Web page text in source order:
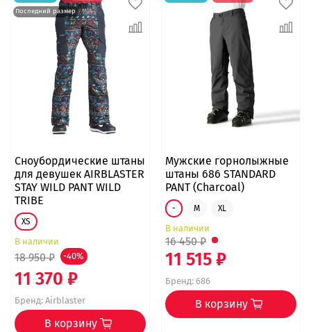
Последний размер
Сноубордические штаны
для девушек AIRBLASTER
STAY WILD PANT WILD
TRIBE
XS
В наличии
18 950 ₽ -40%
11 370 ₽
Бренд:Airblaster
В корзину
Мужские горнолыжные
штаны 686 STANDARD
PANT (Charcoal)
- M XL
В наличии
16 450 ₽
11 515 ₽
Бренд:686
В корзину